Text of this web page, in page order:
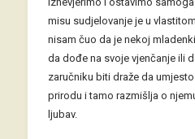
misu sudjelovanje je u
nisam čuo da je nekoj
da dođe na svoje vjenčanje ili
zaručniku biti draže da
prirodu i tamo razmišlja o
ljubav.